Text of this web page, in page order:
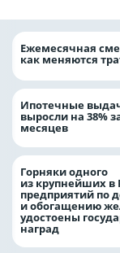
Ежемесячная
как меняются
Ипотечные
выросли на 38%
месяцев
Горняки одного
из крупнейших в
предприятий по
и обогащению
удостоены
наград